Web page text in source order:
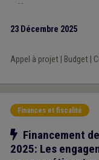
différents modes de
années.
23 Décembre 2025
Appel à projet| Budget|
Finances et fiscalité
Notre action
Financement
2025: Les